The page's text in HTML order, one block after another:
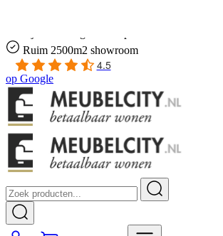
Ruim 2500m2 showroom
4.5
op Google